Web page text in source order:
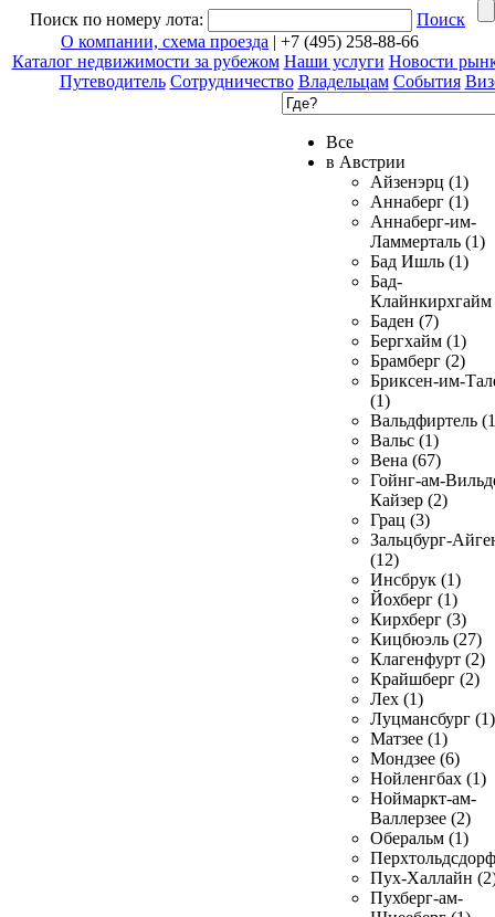
Поиск по номеру лота:
Поиск
О компании, схема проезда | +7 (495) 258-88-66
Каталог недвижимости за рубежом Наши услуги Новости
Путеводитель Сотрудничество Владельцам События
Все
в Австрии
Айзенэрц (1)
Аннаберг (1)
Аннаберг-им-
Ламмерталь (1)
Бад Ишль (1)
Бад-
Клайнкирхгайм
Баден (7)
Бергхайм (1)
Брамберг (2)
Бриксен-им-
(1)
Вальдфиртель
Вальс (1)
Вена (67)
Гойнг-ам-
Кайзер (2)
Грац (3)
Зальцбург-
(12)
Инсбрук (1)
Йохберг (1)
Кирхберг (3)
Кицбюэль (27)
Клагенфурт (2)
Крайшберг (2)
Лех (1)
Луцмансбург (1)
Матзее (1)
Мондзее (6)
Нойленгбах (1)
Ноймаркт-ам-
Валлерзее (2)
Оберальм (1)
Пух-Халлайн
Пухберг-ам-